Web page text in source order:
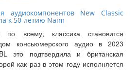
аудиокомпонентов New Classic
к 50-летию Naim
по всему, классика становится
консьюмерского аудио в 2023
это подтвердила и британская
как раз в этом году исполняется